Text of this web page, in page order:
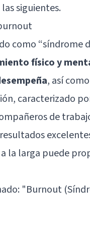
siguientes.
como “síndrome
físico y
, así
caracterizado
de
la larga puede
"Burnout